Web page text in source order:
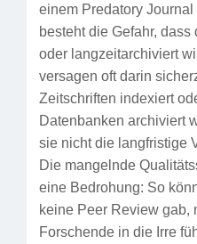
einem Predatory
besteht die Gefahr,
oder langzeitarchiviert
versagen oft darin
Zeitschriften indexiert
Datenbanken archiviert
sie nicht die langfristige
Die mangelnde
eine Bedrohung: So
keine Peer Review gab,
Forschende in die Irre